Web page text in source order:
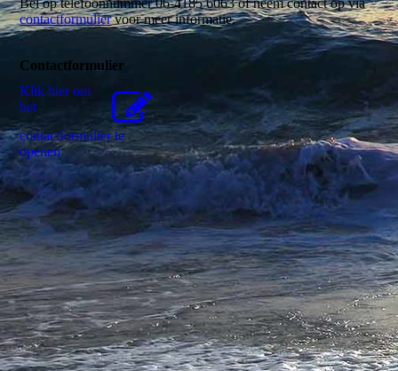
Bel op telefoonnummer 06-4185 6063 of neem contact op via
contactformuliervoor meer informatie.
Contactformulier
Klik hier om
het
contactformulier te
openen